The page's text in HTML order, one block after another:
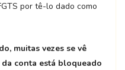
por tê-lo dado como
muitas vezes se vê
conta está bloqueado